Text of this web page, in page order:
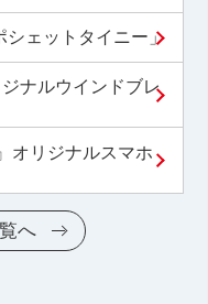
ェットタイニー」
ナルウインドブレ
オリジナルスマホ
へ